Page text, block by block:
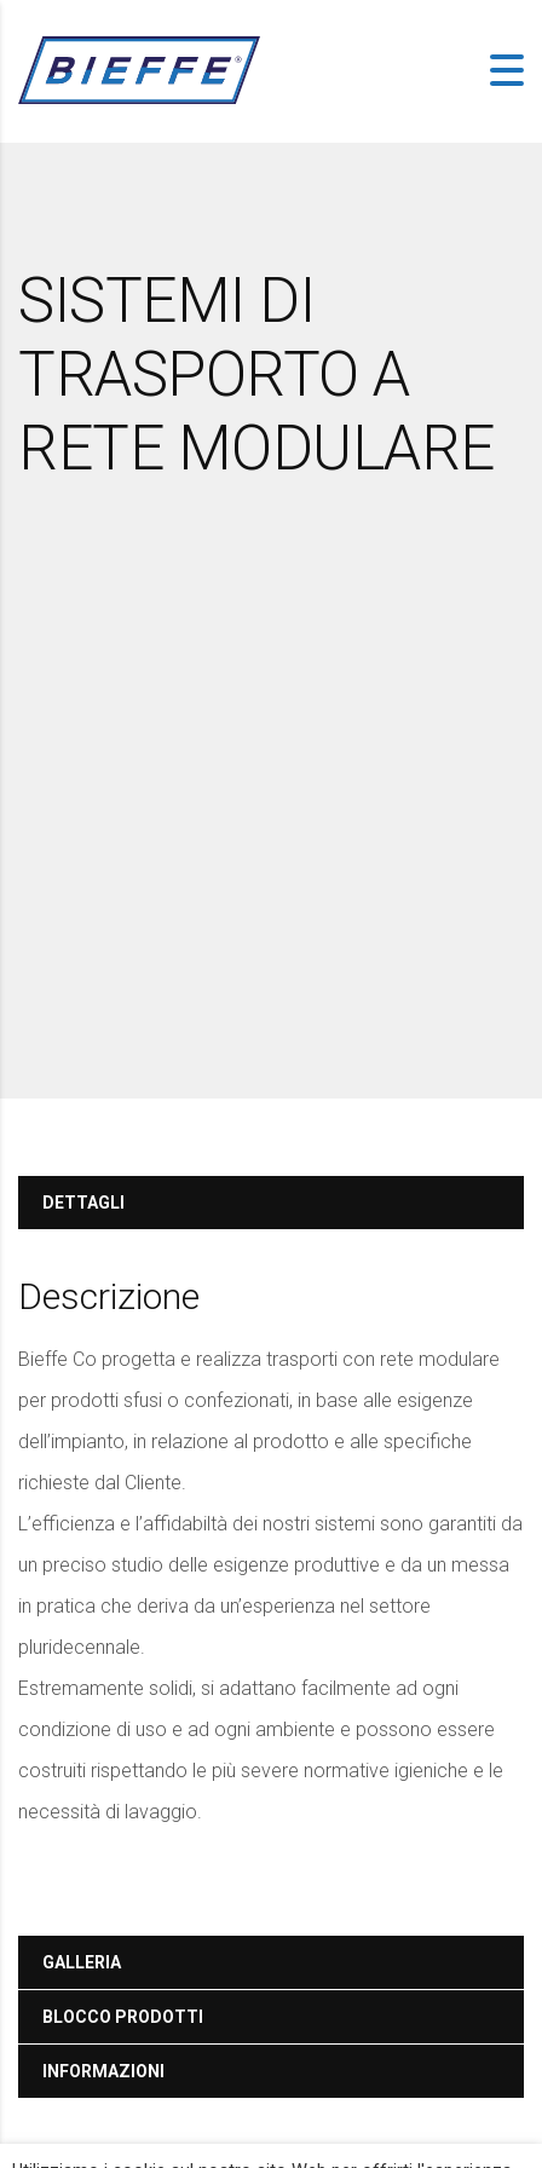
SISTEMI DI
TRASPORTO A
RETE MODULARE
DETTAGLI
Descrizione
Bieffe Co progetta e realizza trasporti con rete modulare
per prodotti sfusi o confezionati, in base alle esigenze
dell’impianto, in relazione al prodotto e alle specifiche
richieste dal Cliente.
L’efficienza e l’affidabiltà dei nostri sistemi sono garantiti da
un preciso studio delle esigenze produttive e da un messa
in pratica che deriva da un’esperienza nel settore
pluridecennale.
Estremamente solidi, si adattano facilmente ad ogni
condizione di uso e ad ogni ambiente e possono essere
costruiti rispettando le più severe normative igieniche e le
necessità di lavaggio.
GALLERIA
BLOCCO PRODOTTI
INFORMAZIONI